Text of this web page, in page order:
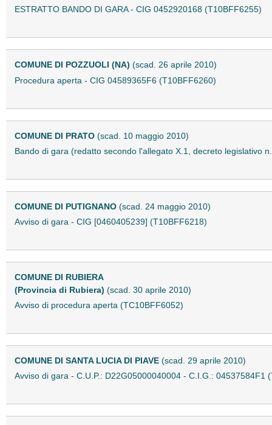
ESTRATTO BANDO DI GARA - CIG 0452920168 (T10BFF6255)
COMUNE DI POZZUOLI (NA) (scad. 26 aprile 2010)
Procedura aperta - CIG 04589365F6 (T10BFF6260)
COMUNE DI PRATO (scad. 10 maggio 2010)
Bando di gara (redatto secondo l'allegato X.1, decreto legislativo
COMUNE DI PUTIGNANO (scad. 24 maggio 2010)
Avviso di gara - CIG [0460405239] (T10BFF6218)
COMUNE DI RUBIERA
(Provincia di Rubiera) (scad. 30 aprile 2010)
Avviso di procedura aperta (TC10BFF6052)
COMUNE DI SANTA LUCIA DI PIAVE (scad. 29 aprile 2010)
Avviso di gara - C.U.P.: D22G05000040004 - C.I.G.: 04537584F1